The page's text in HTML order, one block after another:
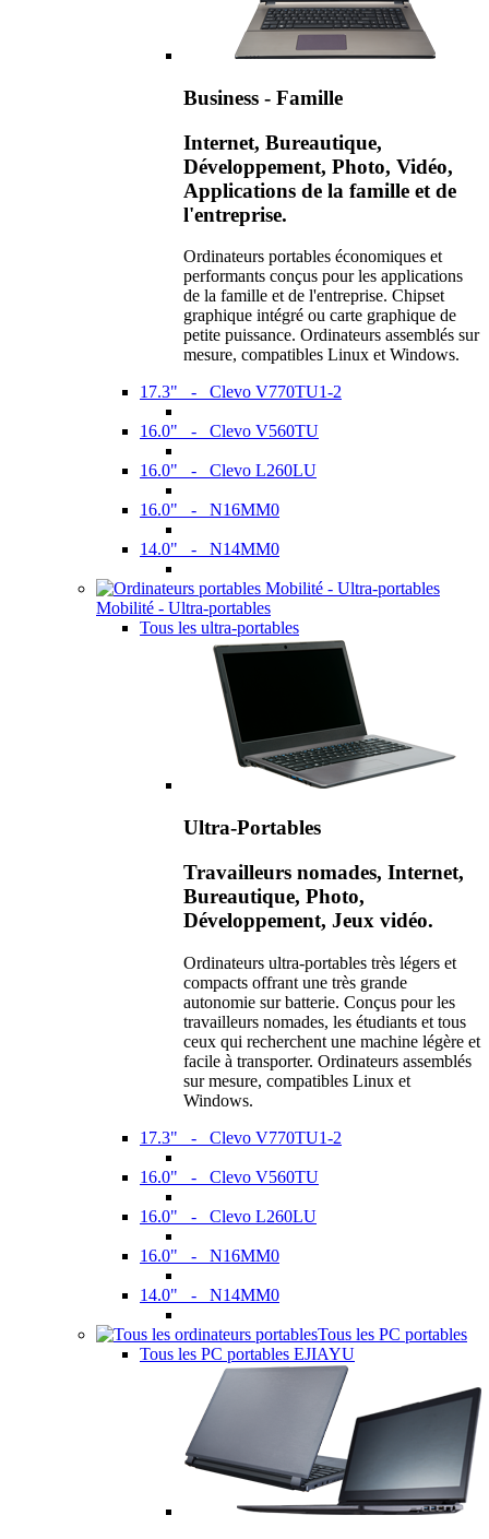
Business - Famille
Internet, Bureautique,
Développement, Photo, Vidéo,
Applications de la famille et de
l'entreprise.
Ordinateurs portables économiques et
performants conçus pour les applications
de la famille et de l'entreprise. Chipset
graphique intégré ou carte graphique de
petite puissance. Ordinateurs assemblés sur
mesure, compatibles Linux et Windows.
17.3" - Clevo V770TU1-2
16.0" - Clevo V560TU
16.0" - Clevo L260LU
16.0" - N16MM0
14.0" - N14MM0
Mobilité - Ultra-portables
Tous les ultra-portables
Ultra-Portables
Travailleurs nomades, Internet,
Bureautique, Photo,
Développement, Jeux vidéo.
Ordinateurs ultra-portables très légers et
compacts offrant une très grande
autonomie sur batterie. Conçus pour les
travailleurs nomades, les étudiants et tous
ceux qui recherchent une machine légère et
facile à transporter. Ordinateurs assemblés
sur mesure, compatibles Linux et
Windows.
17.3" - Clevo V770TU1-2
16.0" - Clevo V560TU
16.0" - Clevo L260LU
16.0" - N16MM0
14.0" - N14MM0
Tous les PC portables
Tous les PC portables EJIAYU